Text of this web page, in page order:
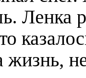
Ленка
жизнь,